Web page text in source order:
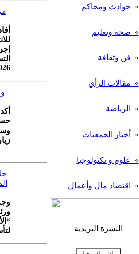
» حوادث ومحاكم
» صحة وتعليم
» فن وثقافة
» مقالات الرأي
» الرياضة
» أخبار الجمعيات
» علوم و تكنولوجيا
» اقتصاد مال وأعمال
النشرة البريدية